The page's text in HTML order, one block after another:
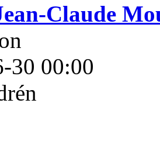
Claude
30 00:00